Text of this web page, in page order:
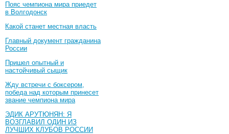
Пояс чемпиона мира приедет
в Волгодонск
Какой станет местная власть
Главный документ гражданина
России
Пришел опытный и
настойчивый сыщик
Жду встречи с боксером,
победа над которым принесет
звание чемпиона мира
ЭДИК АРУТЮНЯН: Я
ВОЗГЛАВИЛ ОДИН ИЗ
ЛУЧШИХ КЛУБОВ РОССИИ